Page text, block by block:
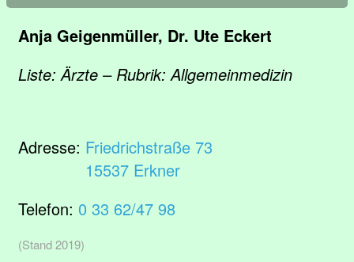
Anja Geigenmüller, Dr. Ute Eckert
Liste: Ärzte – Rubrik: Allgemeinmedizin
Adresse: Friedrichstraße 73
15537 Erkner
Telefon: 0 33 62/47 98
(Stand 2019)